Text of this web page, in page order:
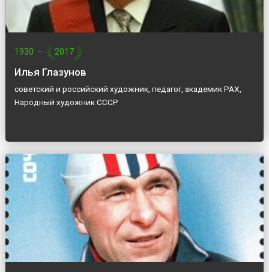
1930 — 2017
Илья Глазунов
советский и российский художник, педагог, академик РАХ,
Народный художник СССР